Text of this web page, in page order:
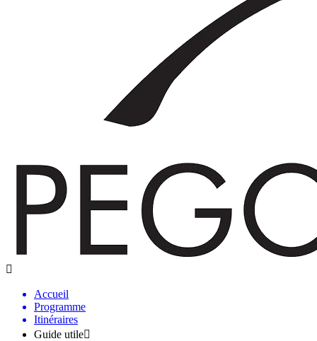
Accueil
Programme
Itinéraires
Guide utile